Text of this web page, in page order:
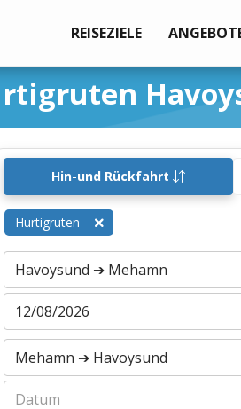
REISEZIELE
Hin-und Rückfahrt
Hurtigruten